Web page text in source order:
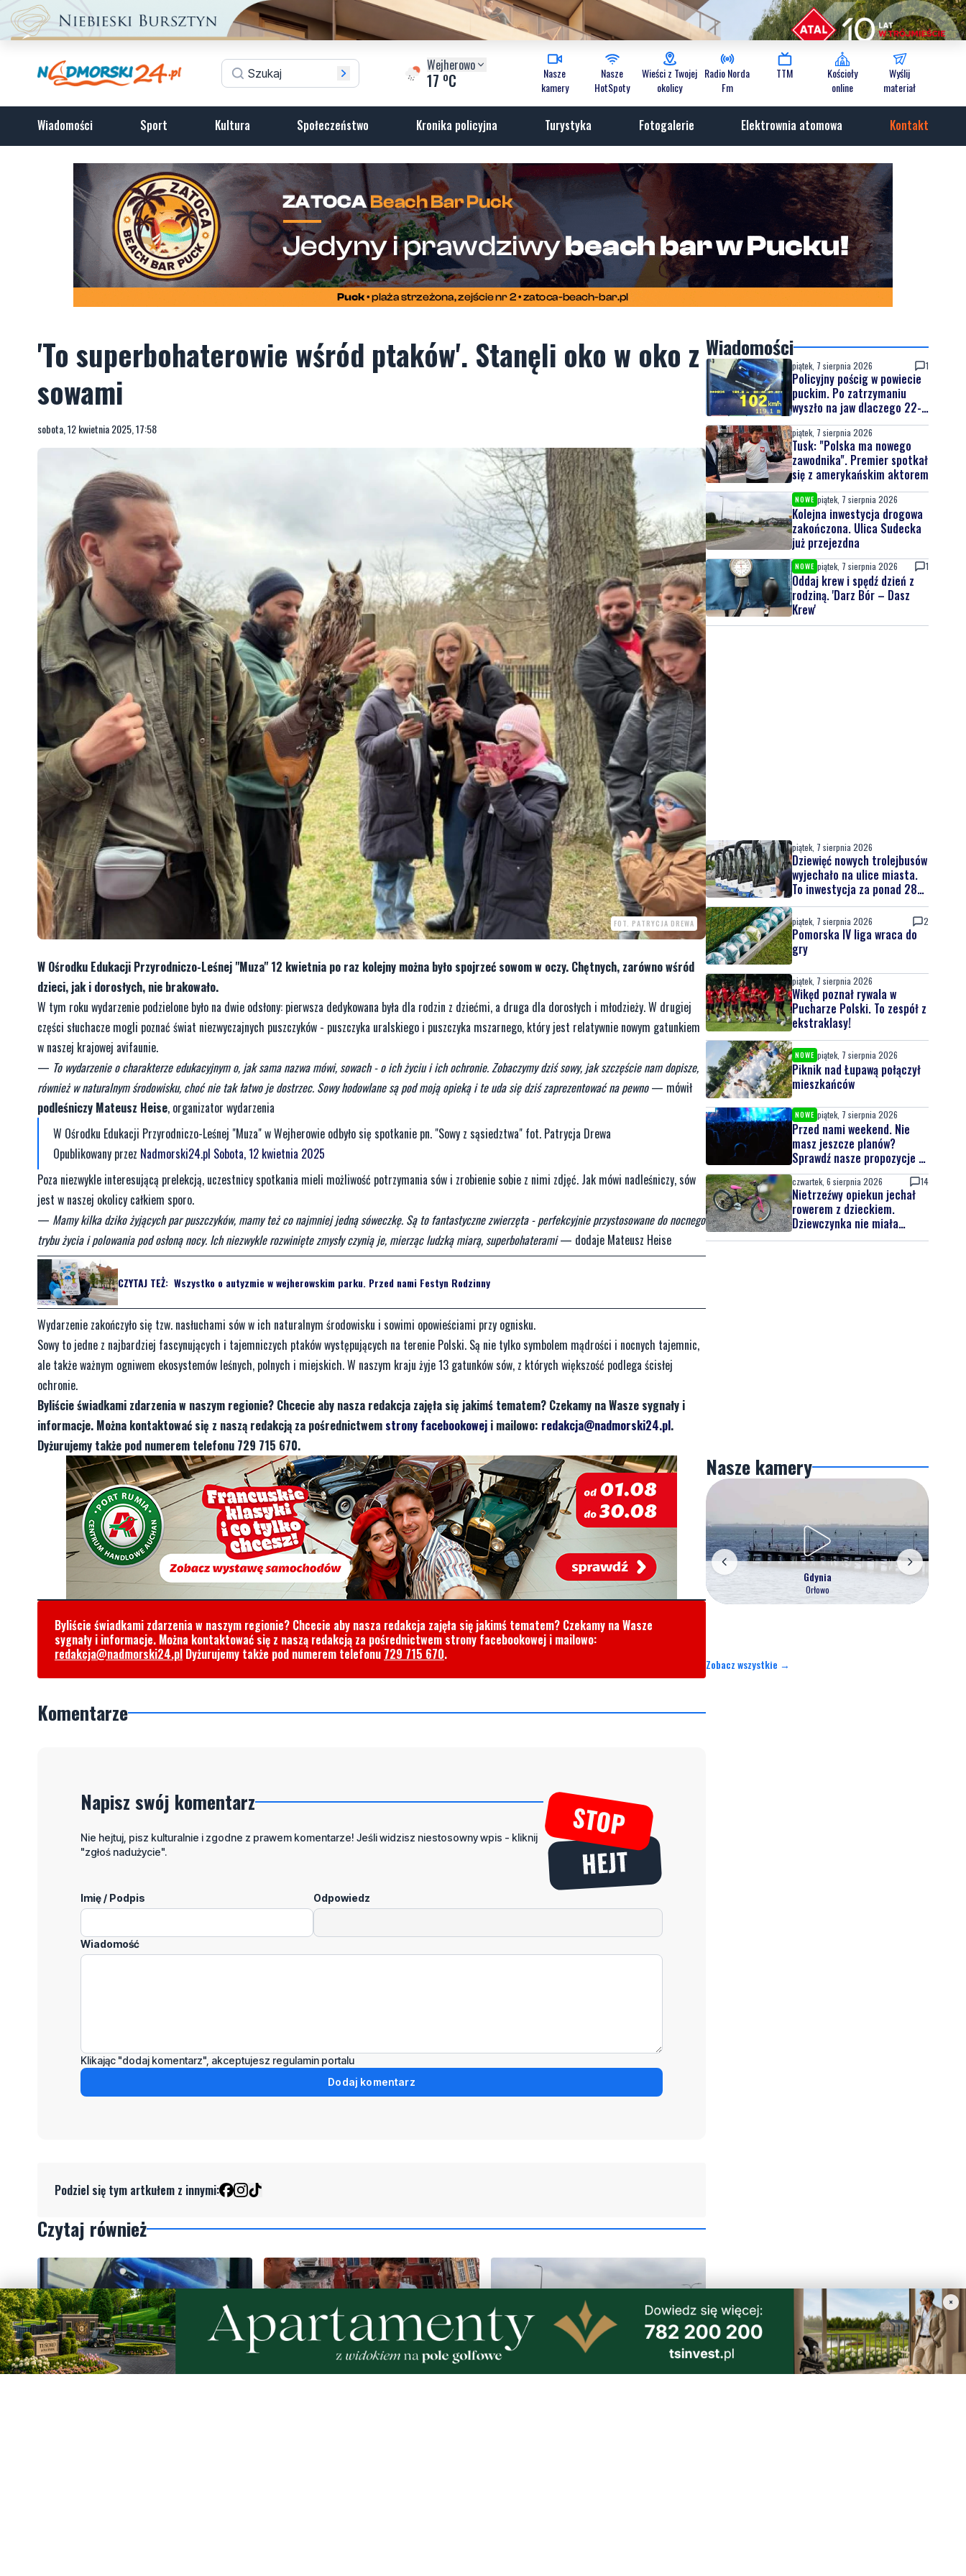
Wejherowo
17 oC
Nasze
kamery
Nasze
HotSpoty
Wieści z Twojej
okolicy
Radio Norda
Fm
TTM
Kościoły
online
Wyślij
materiał
Wiadomości Sport Kultura Społeczeństwo Kronika policyjna Turystyka Fotogalerie Elektrownia atomowa Kontakt
'To superbohaterowie wśród ptaków'. Stanęli oko w oko z
sowami
sobota, 12 kwietnia 2025, 17:58
FOT. PATRYCJA DREWA
W Ośrodku Edukacji Przyrodniczo-Leśnej "Muza" 12 kwietnia po raz kolejny można było spojrzeć sowom w oczy. Chętnych, zarówno wśród
dzieci, jak i dorosłych, nie brakowało.
W tym roku wydarzenie podzielone było na dwie odsłony: pierwsza dedykowana była dla rodzin z dziećmi, a druga dla dorosłych i młodzieży. W drugiej
części słuchacze mogli poznać świat niezwyczajnych puszczyków - puszczyka uralskiego i puszczyka mszarnego, który jest relatywnie nowym gatunkiem
w naszej krajowej avifaunie.
— To wydarzenie o charakterze edukacyjnym o, jak sama nazwa mówi, sowach - o ich życiu i ich ochronie. Zobaczymy dziś sowy, jak szczęście nam dopisze,
również w naturalnym środowisku, choć nie tak łatwo je dostrzec. Sowy hodowlane są pod moją opieką i te uda się dziś zaprezentować na pewno— mówił
podleśniczy Mateusz Heise, organizator wydarzenia
W Ośrodku Edukacji Przyrodniczo-Leśnej "Muza" w Wejherowie odbyło się spotkanie pn. "Sowy z sąsiedztwa" fot. Patrycja Drewa
Opublikowany przez Nadmorski24.pl Sobota, 12 kwietnia 2025
Poza niezwykle interesującą prelekcją, uczestnicy spotkania mieli możliwość potrzymania sów i zrobienie sobie z nimi zdjęć. Jak mówi nadleśniczy, sów
jest w naszej okolicy całkiem sporo.
— Mamy kilka dziko żyjących par puszczyków, mamy też co najmniej jedną sóweczkę. Są to fantastyczne zwierzęta - perfekcyjnie przystosowane do nocnego
trybu życia i polowania pod osłoną nocy. Ich niezwykle rozwinięte zmysły czynią je, mierząc ludzką miarą, superbohaterami— dodaje Mateusz Heise
CZYTAJ TEŻ: Wszystko o autyzmie w wejherowskim parku. Przed nami Festyn Rodzinny
Wydarzenie zakończyło się tzw. nasłuchami sów w ich naturalnym środowisku i sowimi opowieściami przy ognisku.
Sowy to jedne z najbardziej fascynujących i tajemniczych ptaków występujących na terenie Polski. Są nie tylko symbolem mądrości i nocnych tajemnic,
ale także ważnym ogniwem ekosystemów leśnych, polnych i miejskich. W naszym kraju żyje 13 gatunków sów, z których większość podlega ścisłej
ochronie.
Byliście świadkami zdarzenia w naszym regionie? Chcecie aby nasza redakcja zajęła się jakimś tematem? Czekamy na Wasze sygnały i
informacje. Można kontaktować się z naszą redakcją za pośrednictwem strony facebookowej i mailowo: redakcja@nadmorski24.pl.
Dyżurujemy także pod numerem telefonu 729 715 670.
Byliście świadkami zdarzenia w naszym regionie? Chcecie aby nasza redakcja zajęła się jakimś tematem? Czekamy na Wasze
sygnały i informacje. Można kontaktować się z naszą redakcją za pośrednictwem strony facebookowej i mailowo:
redakcja@nadmorski24.pl Dyżurujemy także pod numerem telefonu 729 715 670.
Komentarze
Napisz swój komentarz
Nie hejtuj, pisz kulturalnie i zgodne z prawem komentarze! Jeśli widzisz niestosowny wpis - kliknij
"zgłoś nadużycie".
Imię / Podpis Odpowiedz
Wiadomość
Klikając "dodaj komentarz", akceptujesz regulamin portalu
Dodaj komentarz
Podziel się tym artkułem z innymi:
Czytaj również
Wiadomości
piątek, 7 sierpnia 2026 1
Policyjny pościg w powiecie
puckim. Po zatrzymaniu
wyszło na jaw dlaczego 22-
latek uciekał
piątek, 7 sierpnia 2026
Tusk: "Polska ma nowego
zawodnika". Premier spotkał
się z amerykańskim aktorem
NOWE piątek, 7 sierpnia 2026
Kolejna inwestycja drogowa
zakończona. Ulica Sudecka
już przejezdna
NOWE piątek, 7 sierpnia 2026 1
Oddaj krew i spędź dzień z
rodziną. 'Darz Bór – Dasz
Krew'
piątek, 7 sierpnia 2026
Dziewięć nowych trolejbusów
wyjechało na ulice miasta.
To inwestycja za ponad 28
mln zł
piątek, 7 sierpnia 2026 2
Pomorska IV liga wraca do
gry
piątek, 7 sierpnia 2026
Wikęd poznał rywala w
Pucharze Polski. To zespół z
ekstraklasy!
NOWE piątek, 7 sierpnia 2026
Piknik nad Łupawą połączył
mieszkańców
NOWE piątek, 7 sierpnia 2026
Przed nami weekend. Nie
masz jeszcze planów?
Sprawdź nasze propozycje w
powiecie wejherowskim i
puckim
czwartek, 6 sierpnia 2026 14
Nietrzeźwy opiekun jechał
rowerem z dzieckiem.
Dziewczynka nie miała
kasku
Nasze kamery
Gdynia
Orłowo
Zobacz wszystkie →
×